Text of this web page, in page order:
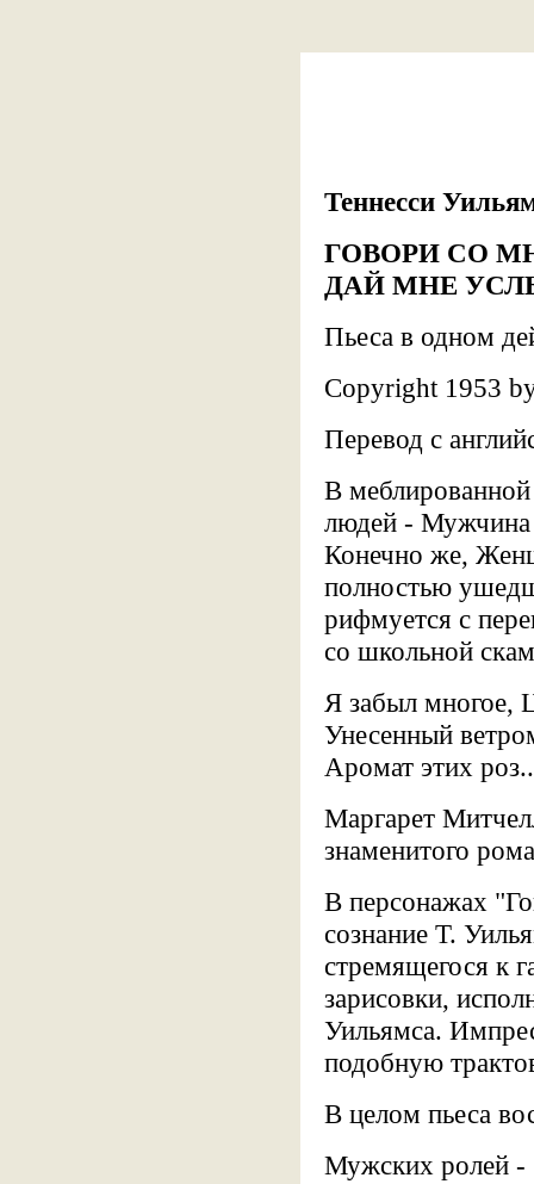
Теннесси
ГОВОРИ СО
ДАЙ МНЕ
Пьеса в одном
Copyright 1953
Перевод с
В
людей - Мужчина
Конечно же,
полностью
рифмуется с
со школьной
Я забыл многое,
Унесенный
Аромат этих
Маргарет
знаменитого
В персонажах
сознание Т.
стремящегося к
зарисовки,
Уильямса.
подобную
В целом пьеса
Мужских ролей -